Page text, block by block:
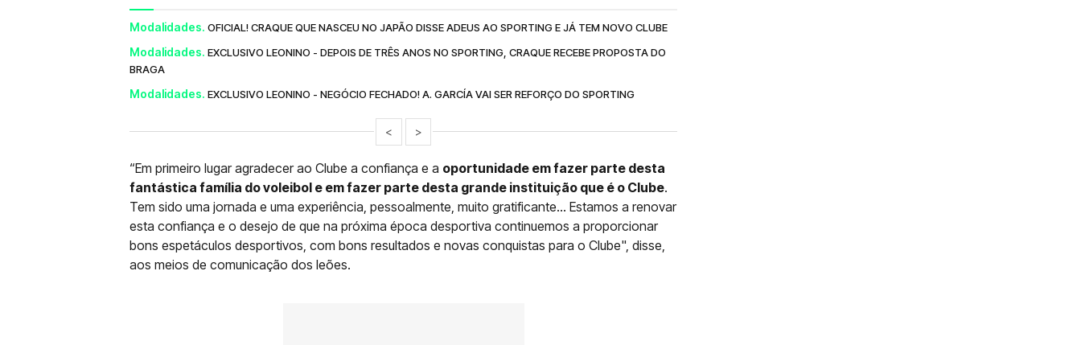
Modalidades. OFICIAL! CRAQUE QUE NASCEU NO JAPÃO DISSE ADEUS AO SPORTING E JÁ TEM NOVO CLUBE
Modalidades. EXCLUSIVO LEONINO - DEPOIS DE TRÊS ANOS NO SPORTING, CRAQUE RECEBE PROPOSTA DO
BRAGA
Modalidades. EXCLUSIVO LEONINO - NEGÓCIO FECHADO! A. GARCÍA VAI SER REFORÇO DO SPORTING
< >
“Em primeiro lugar agradecer ao Clube a confiança e a oportunidade em fazer parte desta
fantástica família do voleibol e em fazer parte desta grande instituição que é o Clube.
Tem sido uma jornada e uma experiência, pessoalmente, muito gratificante... Estamos a renovar
esta confiança e o desejo de que na próxima época desportiva continuemos a proporcionar
bons espetáculos desportivos, com bons resultados e novas conquistas para o Clube", disse,
aos meios de comunicação dos leões.